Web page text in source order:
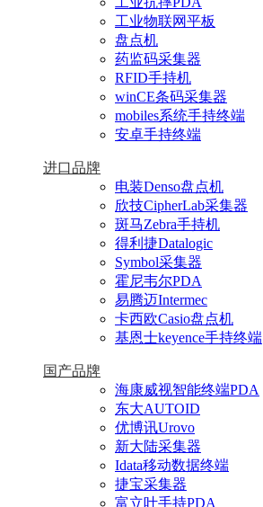
工业物联网平板
盘点机
药监码采集器
RFID手持机
winCE条码采集器
mobiles系统手持终端
安卓手持终端
进口品牌
电装Denso盘点机
欣技CipherLab采集器
斑马Zebra手持机
得利捷Datalogic
Symbol采集器
霍尼韦尔PDA
易腾迈Intermec
卡西欧Casio盘点机
基恩士keyence手持终端
国产品牌
海康威视智能终端PDA
东大AUTOID
优博讯Urovo
新大陆采集器
Idata移动数据终端
捷宝采集器
富立叶手持PDA